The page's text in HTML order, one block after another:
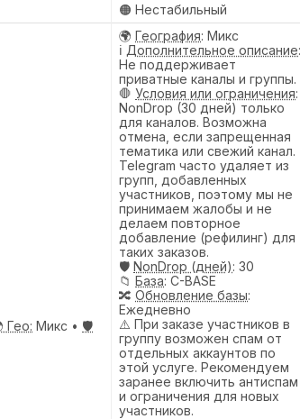
🟠 Нестабильный
Гео: Микс • 🛡️
🌍 География: Микс
ℹ️ Дополнительное описание:
Не поддерживает
приватные каналы и группы.
🛑 Условия или ограничения:
NonDrop (30 дней) только
для каналов. Возможна
отмена, если запрещенная
тематика или свежий канал.
Telegram часто удаляет из
групп, добавленных
участников, поэтому мы не
принимаем жалобы и не
делаем повторное
добавление (рефилинг) для
таких заказов.
🛡️ NonDrop (дней): 30
📁 База: C-BASE
🔀 Обновление базы:
Ежедневно
⚠️ При заказе участников в
группу возможен спам от
отдельных аккаунтов по
этой услуге. Рекомендуем
заранее включить антиспам
и ограничения для новых
участников.